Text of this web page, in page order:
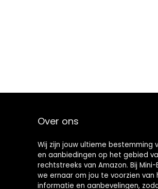
Over ons
Wij zijn jouw ultieme bestemming
en aanbiedingen op het gebied
rechtstreeks van Amazon. Bij
we ernaar om jou te voorzien van
informatie en aanbevelingen,